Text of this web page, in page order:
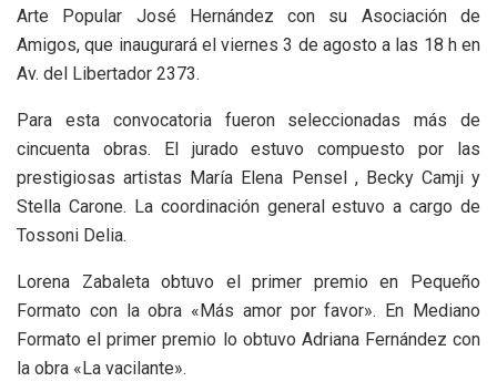
Arte Popular José Hernández con su Asociación de
Amigos, que inaugurará el viernes 3 de agosto a las 18 h en
Av. del Libertador 2373.
Para esta convocatoria fueron seleccionadas más de
cincuenta obras. El jurado estuvo compuesto por las
prestigiosas artistas María Elena Pensel , Becky Camji y
Stella Carone. La coordinación general estuvo a cargo de
Tossoni Delia.
Lorena Zabaleta obtuvo el primer premio en Pequeño
Formato con la obra «Más amor por favor». En Mediano
Formato el primer premio lo obtuvo Adriana Fernández con
la obra «La vacilante».